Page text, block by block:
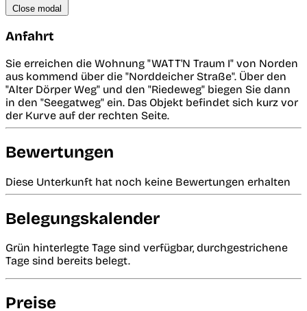
Close modal
Anfahrt
Sie erreichen die Wohnung "WATT'N Traum I" von Norden
aus kommend über die "Norddeicher Straße". Über den
"Alter Dörper Weg" und den "Riedeweg" biegen Sie dann
in den "Seegatweg" ein. Das Objekt befindet sich kurz vor
der Kurve auf der rechten Seite.
Bewertungen
Diese Unterkunft hat noch keine Bewertungen erhalten
Belegungskalender
Grün hinterlegte Tage sind verfügbar, durchgestrichene
Tage sind bereits belegt.
Preise